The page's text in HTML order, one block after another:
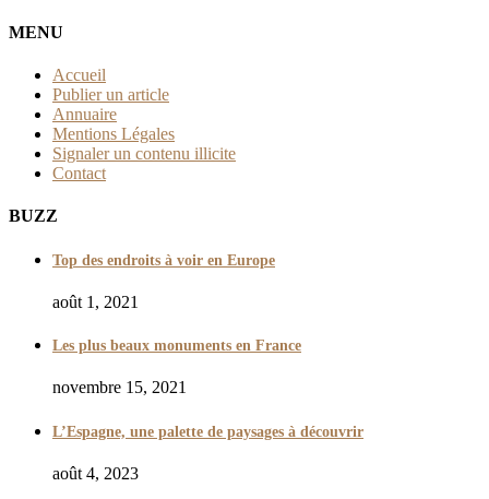
MENU
Accueil
Publier un article
Annuaire
Mentions Légales
Signaler un contenu illicite
Contact
BUZZ
Top des endroits à voir en Europe
août 1, 2021
Les plus beaux monuments en France
novembre 15, 2021
L’Espagne, une palette de paysages à découvrir
août 4, 2023